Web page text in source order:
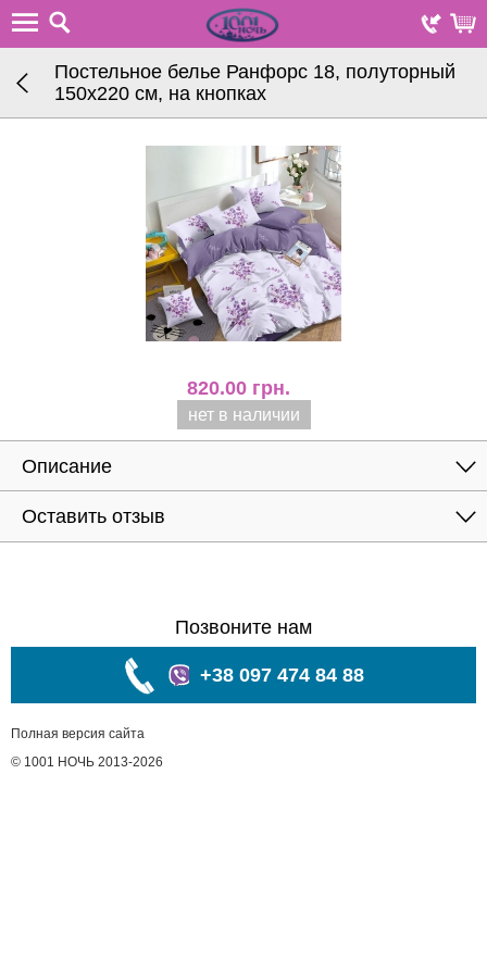
Постельное белье Ранфорс 18, полуторный
150х220 см, на кнопках
820.00 грн.
нет в наличии
Описание
Оставить отзыв
Позвоните нам
+38 097 474 84 88
Полная версия сайта
© 1001 НОЧЬ 2013-2026